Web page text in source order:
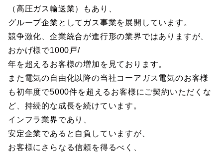
（高圧ガス輸送業）もあり、
グループ企業としてガス事業を展開しています。
競争激化、企業統合が進行形の業界ではありますが、
おかげ様で1000戸/
年を超えるお客様の増加を見ております。
また電気の自由化以降の当社コーアガス電気のお客様
も初年度で5000件を超えるお客様にご契約いただくな
ど、持続的な成長を続けています。
インフラ業界であり、
安定企業であると自負していますが、
お客様にさらなる信頼を得るべく、